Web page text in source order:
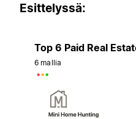
Esittelyssä:
Top 6 Paid Real
6 mallia